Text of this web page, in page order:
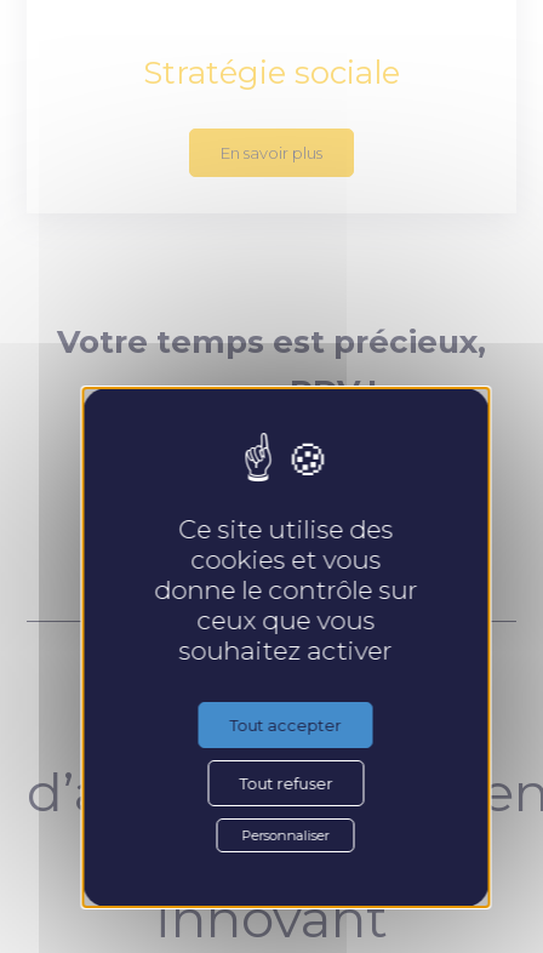
Stratégie sociale
En savoir plus
Votre temps est précieux,
prenez RDV !
Un concept
unique et
innovant
Ce site utilise des
cookies et vous
donne le contrôle sur
ceux que vous
souhaitez activer
Tout accepter
Tout refuser
Personnaliser